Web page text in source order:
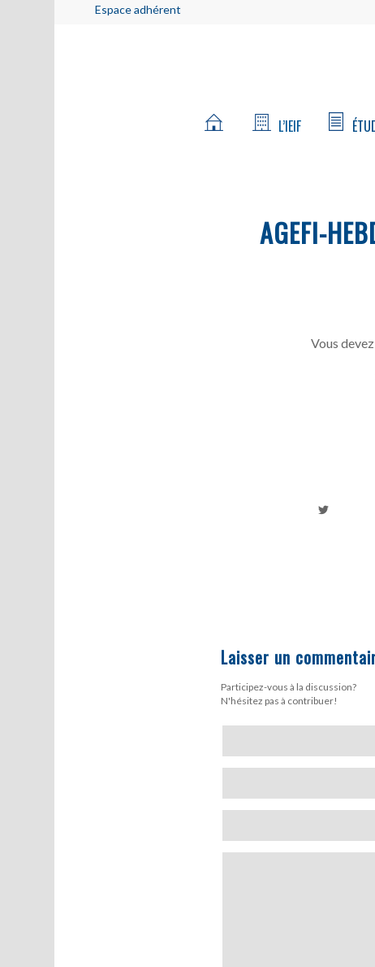
Espace adhérent
L’IEIF
AGEFI-
Vous
Laisser un
Participez-vous à la discussion?
N'hésitez pas à contribuer!